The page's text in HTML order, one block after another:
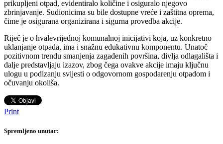
prikupljeni otpad, evidentiralo količine i osiguralo njegovo
zbrinjavanje. Sudionicima su bile dostupne vreće i zaštitna oprema,
čime je osigurana organizirana i sigurna provedba akcije.
Riječ je o hvalevrijednoj komunalnoj inicijativi koja, uz konkretno
uklanjanje otpada, ima i snažnu edukativnu komponentu. Unatoč
pozitivnom trendu smanjenja zagađenih površina, divlja odlagališta i
dalje predstavljaju izazov, zbog čega ovakve akcije imaju ključnu
ulogu u podizanju svijesti o odgovornom gospodarenju otpadom i
očuvanju okoliša.
Print
Spremljeno unutar: